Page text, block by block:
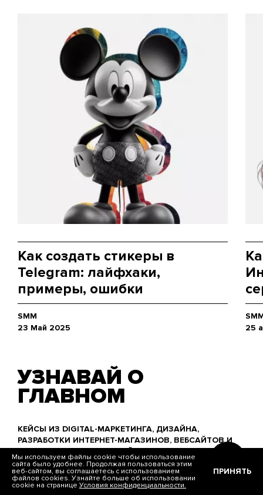
Мы используем файлы cookie чтобы использование
сайта было удобнее. Продолжая пользоваться этим
веб-сайтом, вы соглашаетесь с использованием
файлов cookies. Узнайте больше об использовании
cookie на странице Условия конфиденциальности.
ПРИНЯТЬ
Как создать стикеры в
Telegram: лайфхаки,
примеры, ошибки
SMM
23 Май 2025
25
УЗНАВАЙ О
ГЛАВНОМ
КЕЙСЫ ИЗ DIGITAL-МАРКЕТИНГА, ДИЗАЙНА,
РАЗРАБОТКИ ИНТЕРНЕТ-МАГАЗИНОВ, ВЕБСАЙТОВ И
МОБИЛЬНЫХ ПРИЛОЖЕНИЙ
Name